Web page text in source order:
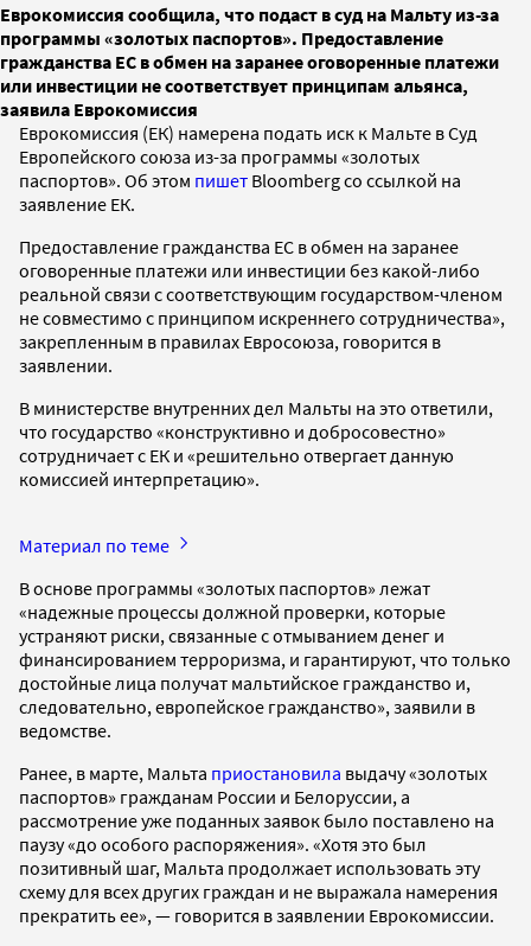
Еврокомиссия сообщила, что подаст в суд на Мальту из-за
программы «золотых паспортов». Предоставление
гражданства ЕС в обмен на заранее оговоренные платежи
или инвестиции не соответствует принципам альянса,
заявила Еврокомиссия
Еврокомиссия (ЕК) намерена подать иск к Мальте в Суд
Европейского союза из-за программы «золотых
паспортов». Об этом пишет Bloomberg со ссылкой на
заявление ЕК.
Предоставление гражданства ЕС в обмен на заранее
оговоренные платежи или инвестиции без какой-либо
реальной связи с соответствующим государством-членом
не совместимо с принципом искреннего сотрудничества»,
закрепленным в правилах Евросоюза, говорится в
заявлении.
В министерстве внутренних дел Мальты на это ответили,
что государство «конструктивно и добросовестно»
сотрудничает с ЕК и «решительно отвергает данную
комиссией интерпретацию».
Материал по теме
В основе программы «золотых паспортов» лежат
«надежные процессы должной проверки, которые
устраняют риски, связанные с отмыванием денег и
финансированием терроризма, и гарантируют, что только
достойные лица получат мальтийское гражданство и,
следовательно, европейское гражданство», заявили в
ведомстве.
Ранее, в марте, Мальта приостановила выдачу «золотых
паспортов» гражданам России и Белоруссии, а
рассмотрение уже поданных заявок было поставлено на
паузу «до особого распоряжения». «Хотя это был
позитивный шаг, Мальта продолжает использовать эту
схему для всех других граждан и не выражала намерения
прекратить ее», — говорится в заявлении Еврокомиссии.